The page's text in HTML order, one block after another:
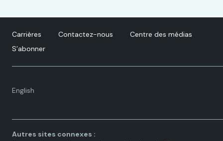
Carrières Contactez-nous
Centre des médias
S’abonner
English
Language
Autres sites connexes :